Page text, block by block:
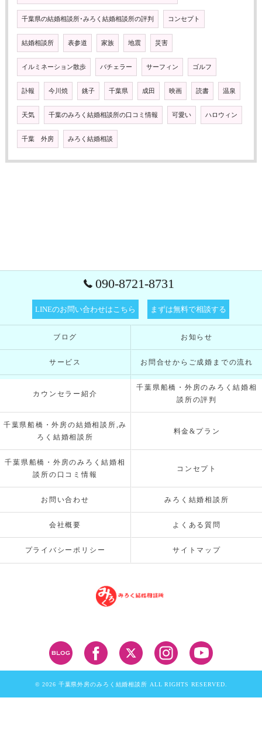
千葉県の結婚相談所･みろく結婚相談所の評判 コンセプト
結婚相談所 表参道 家族 地震 災害
イルミネーション散歩 バチェラー サーフィン ゴルフ
訃報 今川焼 銚子 千葉県 成田 映画 読書 温泉
天気 千葉のみろく結婚相談所の口コミ情報 可愛い ハロウィン
千葉 外房 みろく結婚相談
090-8721-8731
LINEのお問い合わせはこちら まずは無料で相談する
ブログ お知らせ
サービス お問合せからご成婚までの流れ
カウンセラー紹介
千葉県船橋・外房のみろく結婚相
談所の評判
千葉県船橋・外房の結婚相談所,み
ろく結婚相談所
料金&プラン
千葉県船橋・外房のみろく結婚相
談所の口コミ情報
コンセプト
お問い合わせ みろく結婚相談所
会社概要 よくある質問
プライバシーポリシー サイトマップ
© 2026 千葉県外房のみろく結婚相談所 ALL RIGHTS RESERVED.